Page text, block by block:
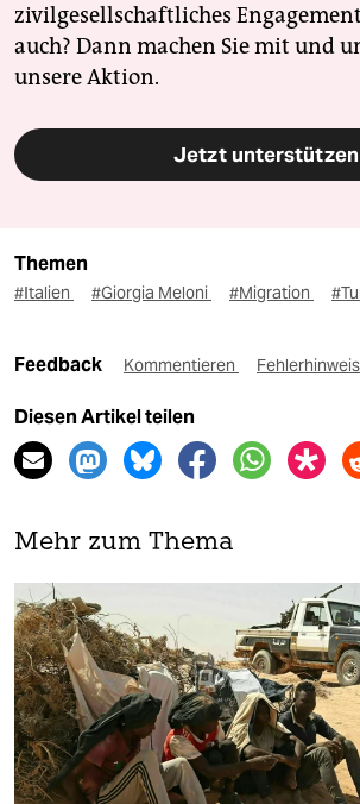
zivilgesellschaftliches
auch? Dann machen Sie mit und
unsere Aktion.
Jetzt unterstützen
Themen
#Italien #Giorgia Meloni #Migration
Feedback Kommentieren Fehlerhinweis
Diesen Artikel teilen
Mehr zum Thema